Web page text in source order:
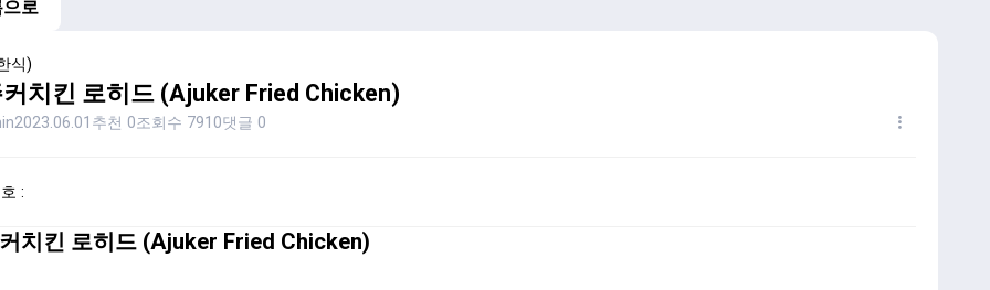
로
식)
치킨 로히드 (Ajuker Fried Chicken)
2023.06.01 추천 0조회수 7910댓글 0
:
치킨 로히드 (Ajuker Fried Chicken)